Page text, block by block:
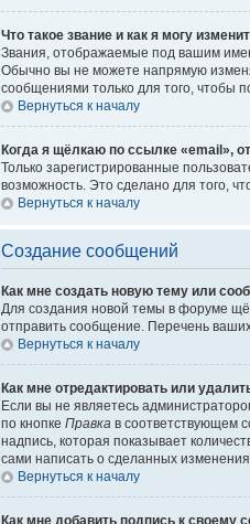
Что такое звание и как я могу
Звания, отображаемые под вашим
Обычно вы не можете напрямую
сообщениями только для того, чтобы
Вернуться к началу
Когда я щёлкаю по ссылке «email»,
Только зарегистрированные
возможность. Это сделано для того,
Вернуться к началу
Создание сообщений
Как мне создать новую тему или
Для создания новой темы в форуме
отправить сообщение. Перечень
Вернуться к началу
Как мне отредактировать или
Если вы не являетесь
по кнопке Правка в соответствующем
надпись, которая показывает
сами написать о сделанных
Вернуться к началу
Как мне добавить подпись к своему